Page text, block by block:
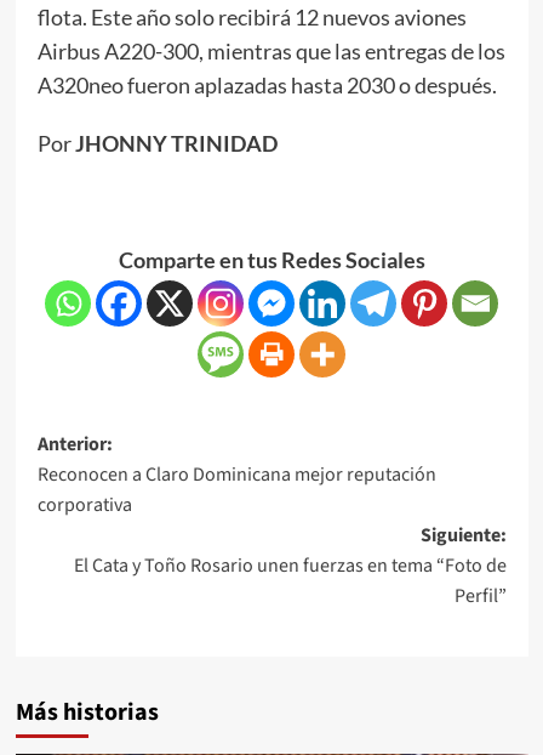
flota. Este año solo recibirá 12 nuevos aviones
Airbus A220-300, mientras que las entregas de los
A320neo fueron aplazadas hasta 2030 o después.
PorJHONNY TRINIDAD
Comparte en tus Redes Sociales
Anterior:
Reconocen a Claro Dominicana mejor reputación
corporativa
Siguiente:
El Cata y Toño Rosario unen fuerzas en tema “Foto de
Perfil”
Más historias